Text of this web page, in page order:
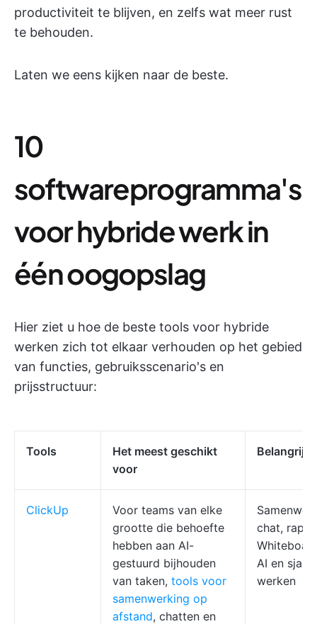
productiviteit te blijven, en zelfs wat meer rust
te behouden.
Laten we eens kijken naar de beste.
10
softwareprogramma's
voor hybride werk in
één oogopslag
Hier ziet u hoe de beste tools voor hybride
werken zich tot elkaar verhouden op het gebied
van functies, gebruiksscenario's en
prijsstructuur:
Tools
Het meest geschikt
voor
ClickUp
Voor teams van elke
grootte die behoefte
hebben aan AI-
gestuurd bijhouden
van taken, tools voor
samenwerking op
afstand, chatten en
chat,
AI en
werken